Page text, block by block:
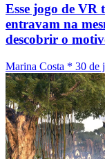
Esse jogo de VR
entravam na
descobrir o
Marina Costa * 30 de